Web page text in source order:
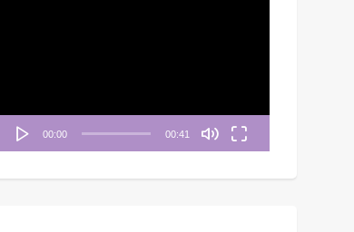
00:00 00:41